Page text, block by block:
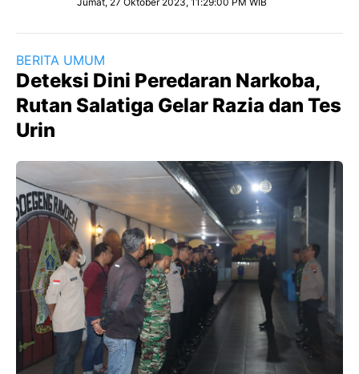
BERITA UMUM
Deteksi Dini Peredaran Narkoba,
Rutan Salatiga Gelar Razia dan Tes
Urin